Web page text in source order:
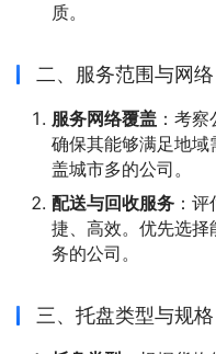
质。
二、服务范围与网络
服务网络覆盖 ：考
确保其能够满足地
盖城市多的公司。
配送与回收服务 ：
捷、高效。优先选择
务的公司。
三、托盘类型与规格